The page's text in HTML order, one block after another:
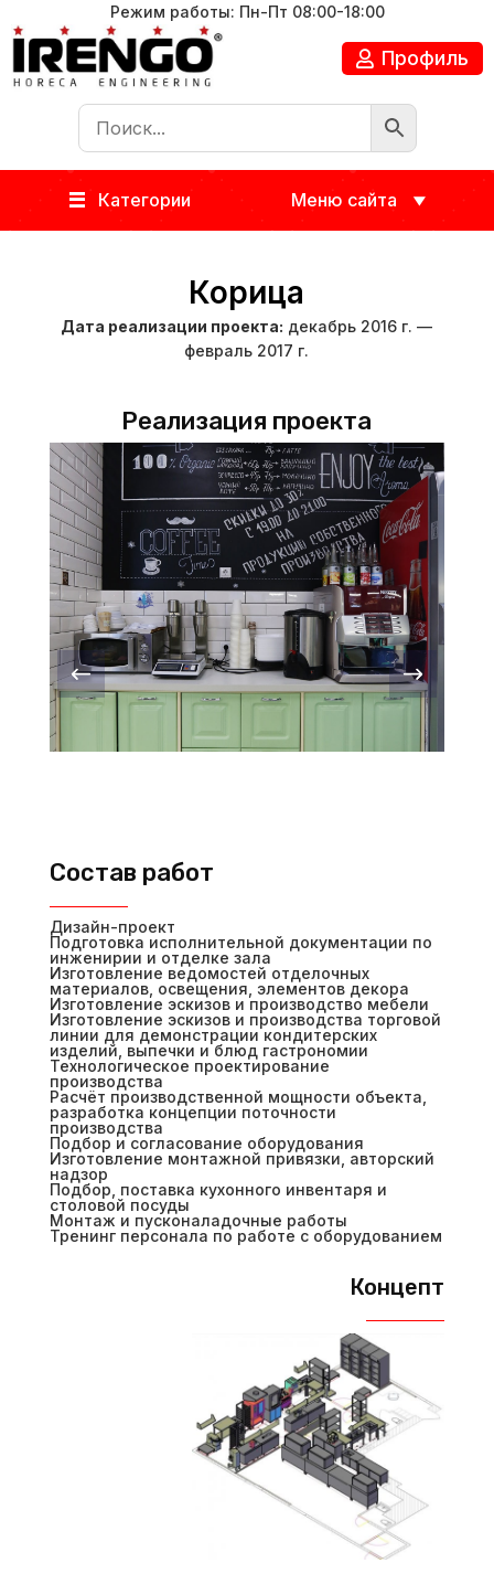
Режим работы: Пн-Пт 08:00-18:00
Профиль
Категории Меню сайта
Корица
Дата реализации проекта: декабрь 2016 г. —
февраль 2017 г.
Реализация проекта
Состав работ
Дизайн-проект
Подготовка исполнительной документации по
инженирии и отделке зала
Изготовление ведомостей отделочных
материалов, освещения, элементов декора
Изготовление эскизов и производство мебели
Изготовление эскизов и производства торговой
линии для демонстрации кондитерских
изделий, выпечки и блюд гастрономии
Технологическое проектирование
производства
Расчёт производственной мощности объекта,
разработка концепции поточности
производства
Подбор и согласование оборудования
Изготовление монтажной привязки, авторский
надзор
Подбор, поставка кухонного инвентаря и
столовой посуды
Монтаж и пусконаладочные работы
Тренинг персонала по работе с оборудованием
Концепт